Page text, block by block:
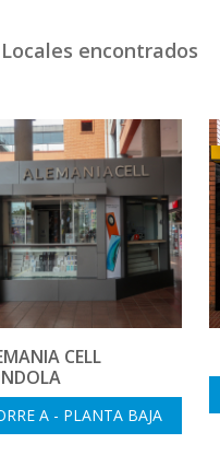
encontrados
CELL
A - PLANTA BAJA